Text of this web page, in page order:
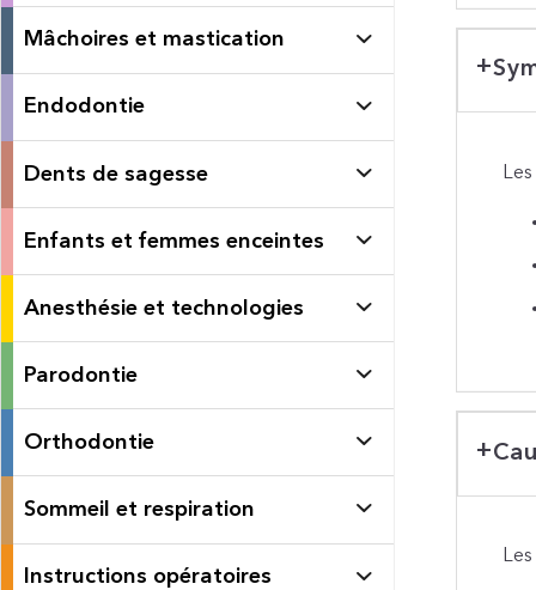
Mâchoires et mastication
Endodontie
Dents de sagesse
Enfants et femmes enceintes
Anesthésie et technologies
Parodontie
Orthodontie
Sommeil et respiration
Instructions opératoires